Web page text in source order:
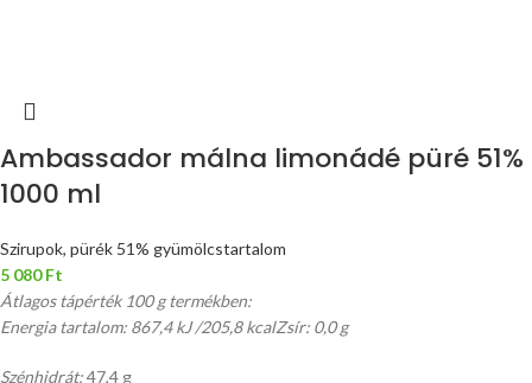
Ambassador málna limonádé püré 51%
1000 ml
Szirupok, pürék 51% gyümölcstartalom
5 080Ft
Átlagos tápérték 100 g termékben:
Energia tartalom: 867,4 kJ /205,8 kcalZsír: 0,0 g
Szénhidrát:47,4 g